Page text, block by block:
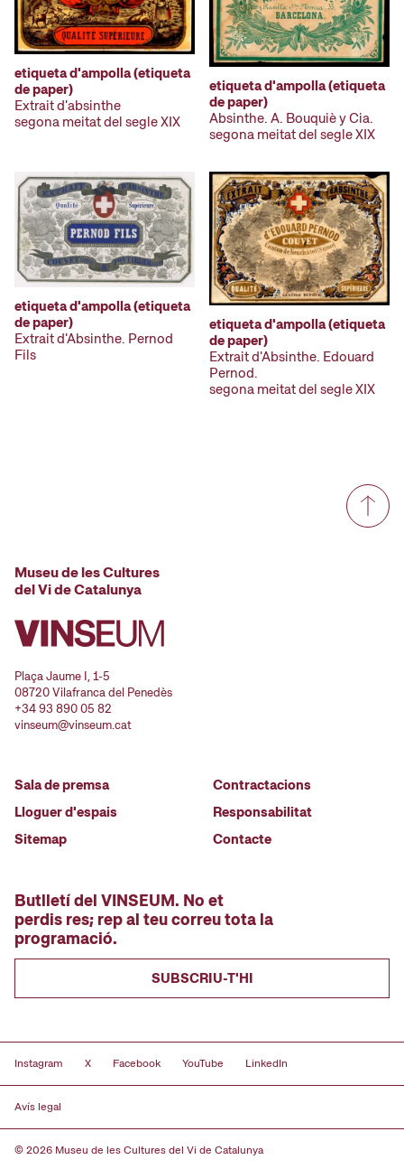
etiqueta d'ampolla (etiqueta
de paper)
Extrait d'absinthe
segona meitat del segle XIX
etiqueta d'ampolla (etiqueta
de paper)
Absinthe. A. Bouquiè y Cia.
segona meitat del segle XIX
etiqueta d'ampolla (etiqueta
de paper)
Extrait d'Absinthe. Pernod
Fils
etiqueta d'ampolla (etiqueta
de paper)
Extrait d'Absinthe. Edouard
Pernod.
segona meitat del segle XIX
Museu de les Cultures
del Vi de Catalunya
Plaça Jaume I, 1-5
08720 Vilafranca del Penedès
+34 93 890 05 82
vinseum@vinseum.cat
Sala de premsa
Lloguer d'espais
Sitemap
Contractacions
Responsabilitat
Contacte
Butlletí del VINSEUM. No et
perdis res; rep al teu correu tota la
programació.
SUBSCRIU-T'HI
Instagram X Facebook YouTube LinkedIn
Avís legal
© 2026 Museu de les Cultures del Vi de Catalunya